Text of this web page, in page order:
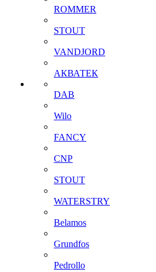
ROMMER
STOUT
VANDJORD
АКВАТЕК
DAB
Wilo
FANCY
CNP
STOUT
WATERSTRY
Belamos
Grundfos
Pedrollo